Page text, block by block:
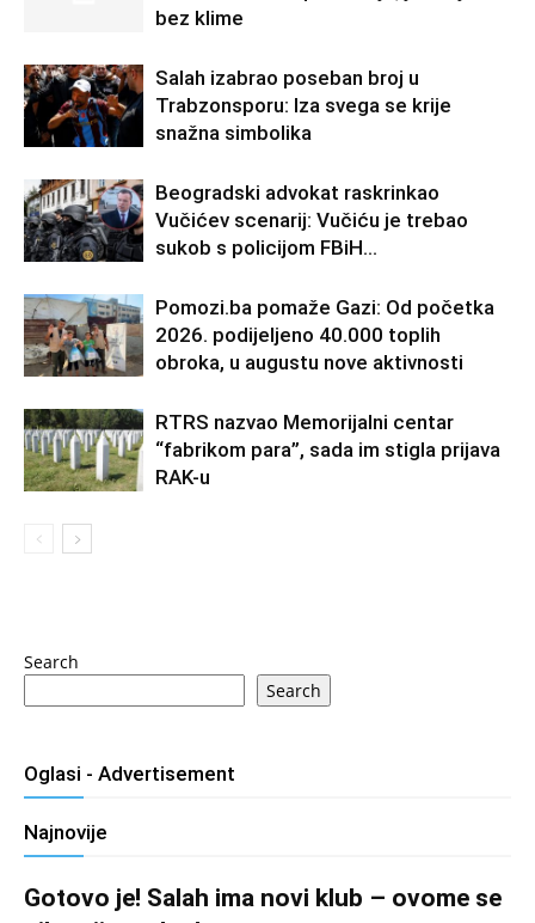
bez klime
Salah izabrao poseban broj u
Trabzonsporu: Iza svega se krije
snažna simbolika
Beogradski advokat raskrinkao
Vučićev scenarij: Vučiću je trebao
sukob s policijom FBiH…
Pomozi.ba pomaže Gazi: Od početka
2026. podijeljeno 40.000 toplih
obroka, u augustu nove aktivnosti
RTRS nazvao Memorijalni centar
“fabrikom para”, sada im stigla prijava
RAK-u
Search
Search
Oglasi - Advertisement
Najnovije
Gotovo je! Salah ima novi klub – ovome se